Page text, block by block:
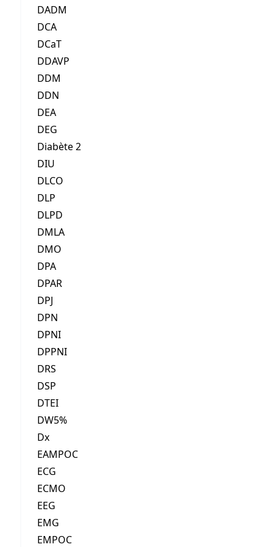
DADM
DCA
DCaT
DDAVP
DDM
DDN
DEA
DEG
Diabète 2
DIU
DLCO
DLP
DLPD
DMLA
DMO
DPA
DPAR
DPJ
DPN
DPNI
DPPNI
DRS
DSP
DTEI
DW5%
Dx
EAMPOC
ECG
ECMO
EEG
EMG
EMPOC